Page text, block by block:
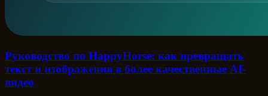
Руководство по HappyHorse: как превращать
текст и изображения в более качественные AI-
видео